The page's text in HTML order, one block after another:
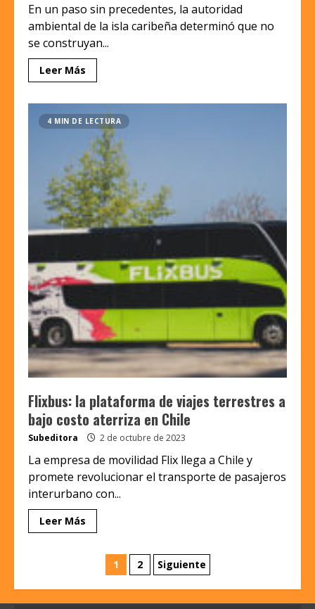
En un paso sin precedentes, la autoridad
ambiental de la isla caribeña determinó que no
se construyan...
Leer Más
4 MIN DE LECTURA
Flixbus: la plataforma de viajes terrestres a
bajo costo aterriza en Chile
Subeditora 2 de octubre de 2023
La empresa de movilidad Flix llega a Chile y
promete revolucionar el transporte de pasajeros
interurbano con...
Leer Más
Paginación
de
1 2 Siguiente